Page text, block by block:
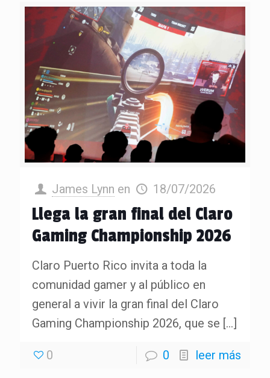
James Lynn en 18/07/2026
Llega la gran final del Claro
Gaming Championship 2026
Claro Puerto Rico invita a toda la
comunidad gamer y al público en
general a vivir la gran final del Claro
Gaming Championship 2026, que se […]
0 0 leer más